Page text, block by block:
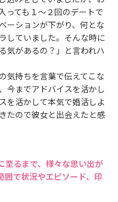
っても１～２回のデートで
ーションが下がり、何とな
していました。そんな時に
気があるの？」と言われハ
気持ちを言葉で伝えてこな
今までアドバイスを活かし
を活かして本気で婚活しよ
たので彼女と出会えたと感
至るまで、様々な思い出が
囲で状況やエピソード、印